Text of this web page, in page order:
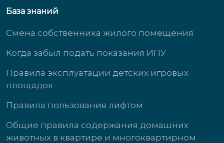
База знаний
Смена собственника жилого помещения
Когда забыл подать показания ИПУ
Правила эксплуатации детских игровых
площадок
Правила пользования лифтом
Общие правила содержания домашних
животных в квартире и многоквартирном